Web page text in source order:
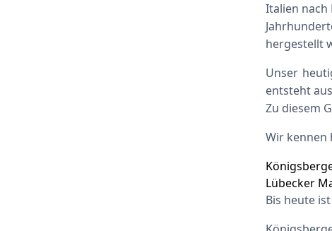
Italien
hergestellt
Unser
entsteht
Zu diesem
Wir kennen
Lübecker
Bis heute